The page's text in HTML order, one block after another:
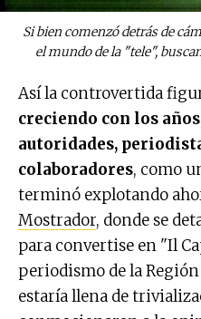
Si bien comenzó detrás de
el mundo de la "tele",
Así la controvertida
creciendo con los
autoridades,
colaboradores, como
terminó explotando
Mostrador, donde se
para convertise en "Il
periodismo de la
estaría llena de